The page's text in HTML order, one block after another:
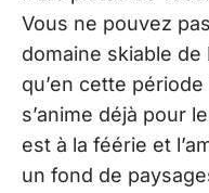
Vous ne pouvez
domaine skiable de
qu’en cette
s’anime déjà pour
est à la féérie et
un fond de